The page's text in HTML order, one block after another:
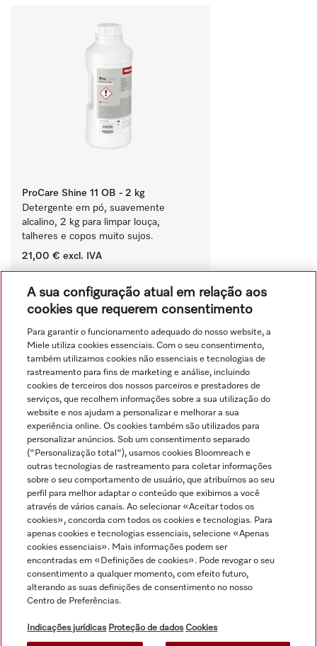
ProCare Shine 11 OB - 2 kg
Detergente em pó, suavemente
alcalino, 2 kg para limpar louça,
talheres e copos muito sujos.
21,00 € excl. IVA
‏‏‎ ‎
Comparar
Ver tudo
Navegação
Serviço
A sua configuração atual em relação aos
cookies que requerem consentimento
Para garantir o funcionamento adequado do nosso website, a
Miele utiliza cookies essenciais. Com o seu consentimento,
também utilizamos cookies não essenciais e tecnologias de
rastreamento para fins de marketing e análise, incluindo
cookies de terceiros dos nossos parceiros e prestadores de
serviços, que recolhem informações sobre a sua utilização do
website e nos ajudam a personalizar e melhorar a sua
experiência online. Os cookies também são utilizados para
personalizar anúncios. Sob um consentimento separado
("Personalização total"), usamos cookies Bloomreach e
outras tecnologias de rastreamento para coletar informações
sobre o seu comportamento de usuário, que atribuímos ao seu
perfil para melhor adaptar o conteúdo que exibimos a você
através de vários canais. Ao selecionar «Aceitar todos os
cookies», concorda com todos os cookies e tecnologias. Para
apenas cookies e tecnologias essenciais, selecione «Apenas
cookies essenciais». Mais informações podem ser
encontradas em «Definições de cookies». Pode revogar o seu
consentimento a qualquer momento, com efeito futuro,
alterando as suas definições de consentimento no nosso
Centro de Preferências.
Indicações jurídicas Proteção de dados Cookies